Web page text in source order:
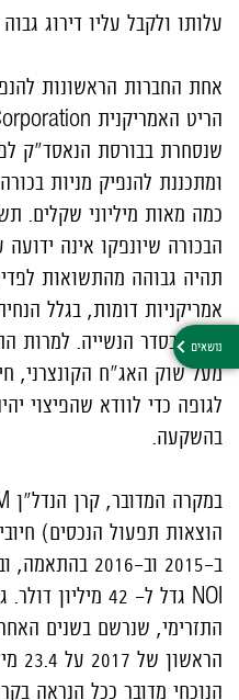
עלותו ולקבל עליו דירוג
אחת החברות הראשונות
ומתכננת להנפיק מניות
כמה מאות מיליוני שקלים.
הבכורה שיונפקו אינה
תהיה גבוהה מהתשואות
אמריקניות דומות, בגלל
אג"ח בסדר הנשייה. למרות
מעל שוק האג"ח הקונצרני,
לגופה כדי לוודא שהפיצוי
בהשקעה.
התזרימי, שנרשם בשנים
הנוכחי מדובר ככל הנראה